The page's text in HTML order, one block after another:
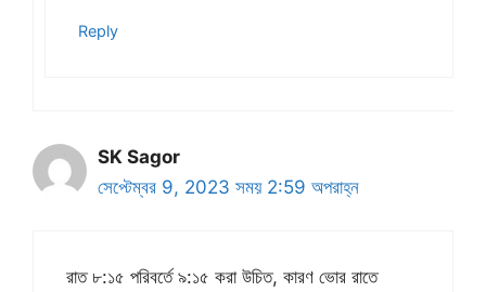
Reply
SK Sagor
সেপ্টেম্বর 9, 2023 সময় 2:59 অপরাহ্ন
রাত ৮:১৫ পরিবর্তে ৯:১৫ করা উচিত, কারণ ভোর রাতে